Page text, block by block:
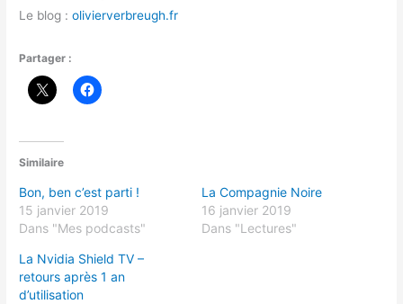
Le blog :olivierverbreugh.fr
Partager :
Similaire
Bon, ben c’est parti !
15 janvier 2019
Dans "Mes podcasts"
La Compagnie Noire
16 janvier 2019
Dans "Lectures"
La Nvidia Shield TV –
retours après 1 an
d’utilisation